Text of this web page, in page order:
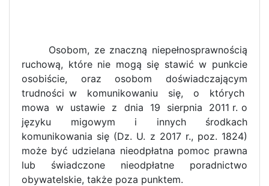
Osobom, ze znaczną niepełnosprawnością
ruchową, które nie mogą się stawić w punkcie
osobiście, oraz osobom doświadczającym
trudności w komunikowaniu się, o których
mowa w ustawie z dnia 19 sierpnia 2011 r. o
języku migowym i innych środkach
komunikowania się (Dz. U. z 2017 r., poz. 1824)
może być udzielana nieodpłatna pomoc prawna
lub świadczone nieodpłatne poradnictwo
obywatelskie, także poza punktem.